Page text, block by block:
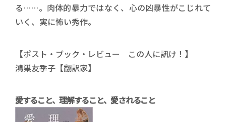
る……。肉体的暴力ではなく、心の凶暴性がこじれて
いく、実に怖い秀作。
【ポスト・ブック・レビュー この人に訊け！】
鴻巣友季子【翻訳家】
愛すること、理解すること、愛されること